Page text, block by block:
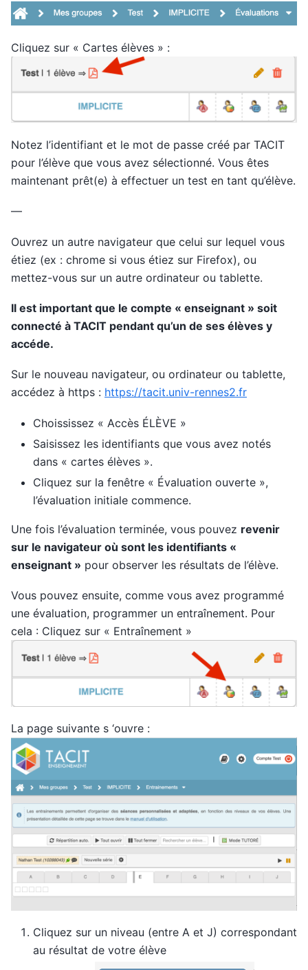
Cliquez sur « Cartes élèves » :
Notez l’identifiant et le mot de passe créé par TACIT
pour l’élève que vous avez sélectionné. Vous êtes
maintenant prêt(e) à effectuer un test en tant qu’élève.
—
Ouvrez un autre navigateur que celui sur lequel vous
étiez (ex : chrome si vous étiez sur Firefox), ou
mettez-vous sur un autre ordinateur ou tablette.
Il est important que le compte « enseignant » soit
connecté à TACIT pendant qu’un de ses élèves y
accéde.
Sur le nouveau navigateur, ou ordinateur ou tablette,
accédez à https : https://tacit.univ-rennes2.fr
Choississez « Accès ÉLÈVE »
Saisissez les identifiants que vous avez notés
dans « cartes élèves ».
Cliquez sur la fenêtre « Évaluation ouverte »,
l’évaluation initiale commence.
Une fois l’évaluation terminée, vous pouvez revenir
sur le navigateur où sont les identifiants «
enseignant » pour observer les résultats de l’élève.
Vous pouvez ensuite, comme vous avez programmé
une évaluation, programmer un entraînement. Pour
cela : Cliquez sur « Entraînement »
La page suivante s ‘ouvre :
Cliquez sur un niveau (entre A et J) correspondant
au résultat de votre élève